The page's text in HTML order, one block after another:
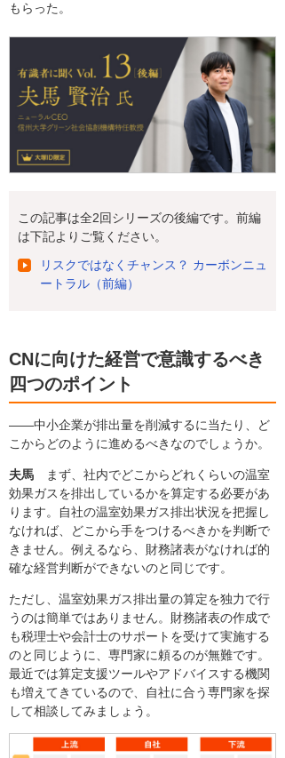
もらった。
この記事は全2回シリーズの後編です。前編
は下記よりご覧ください。
リスクではなくチャンス？ カーボンニュ
ートラル（前編）
CNに向けた経営で意識するべき
四つのポイント
――中小企業が排出量を削減するに当たり、ど
こからどのように進めるべきなのでしょうか。
夫馬 まず、社内でどこからどれくらいの温室
効果ガスを排出しているかを算定する必要があ
ります。自社の温室効果ガス排出状況を把握し
なければ、どこから手をつけるべきかを判断で
きません。例えるなら、財務諸表がなければ的
確な経営判断ができないのと同じです。
ただし、温室効果ガス排出量の算定を独力で行
うのは簡単ではありません。財務諸表の作成で
も税理士や会計士のサポートを受けて実施する
のと同じように、専門家に頼るのが無難です。
最近では算定支援ツールやアドバイスする機関
も増えてきているので、自社に合う専門家を探
して相談してみましょう。